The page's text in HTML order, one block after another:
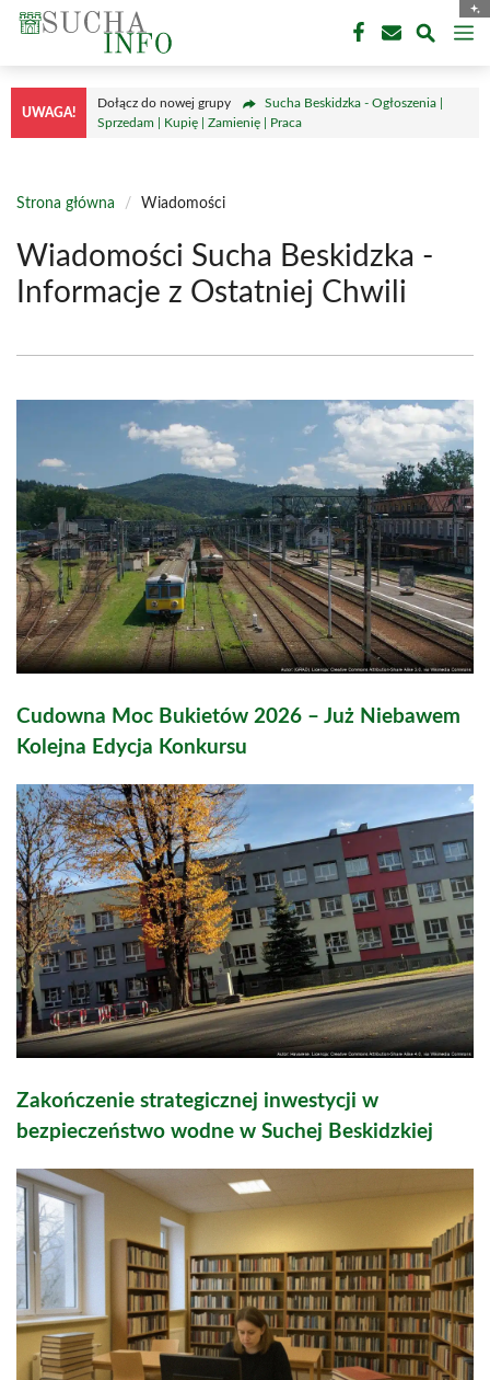
Przejdź
treści
UWAGA!
Dołącz do nowej grupy
Sucha Beskidzka - Ogłoszenia |
Sprzedam | Kupię | Zamienię | Praca
Strona główna / Wiadomości
Wiadomości Sucha Beskidzka -
Informacje z Ostatniej Chwili
Cudowna Moc Bukietów 2026 – Już Niebawem
Kolejna Edycja Konkursu
Zakończenie strategicznej inwestycji w
bezpieczeństwo wodne w Suchej Beskidzkiej